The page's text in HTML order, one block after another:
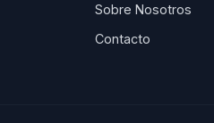
Sobre Nosotros
Contacto